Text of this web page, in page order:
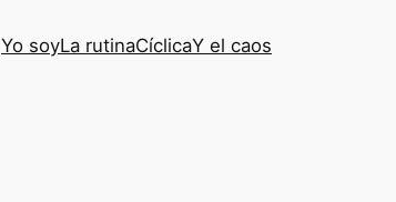
Yo soyLa rutinaCíclicaY el caos